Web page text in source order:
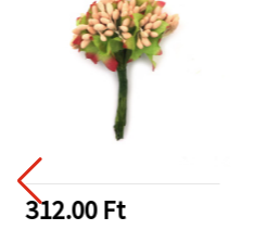
312.00 Ft